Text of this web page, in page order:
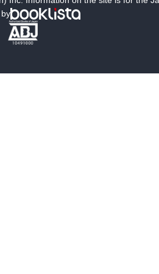
らぬはなし。然れば汝ら聴くこと如
と思ふ物をも取らるべし』